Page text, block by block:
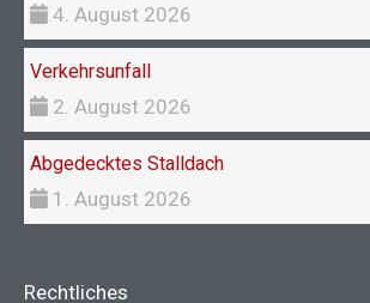
4. August 2026
Verkehrsunfall
2. August 2026
Abgedecktes Stalldach
1. August 2026
Rechtliches